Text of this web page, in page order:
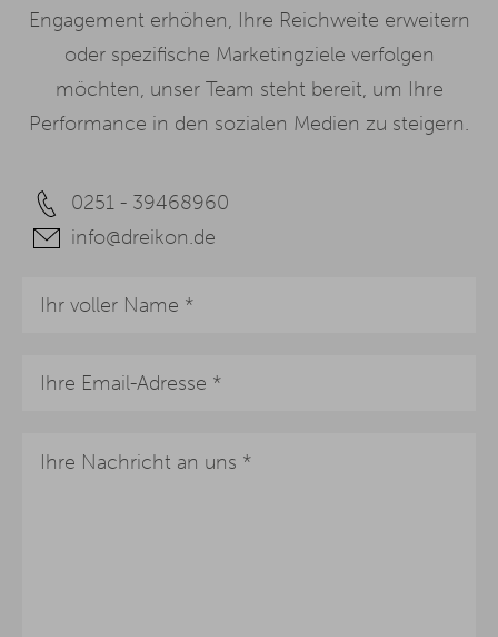
Engagement erhöhen, Ihre Reichweite erweitern
oder spezifische Marketingziele verfolgen
möchten, unser Team steht bereit, um Ihre
Performance in den sozialen Medien zu steigern.
0251 - 39468960
info@dreikon.de